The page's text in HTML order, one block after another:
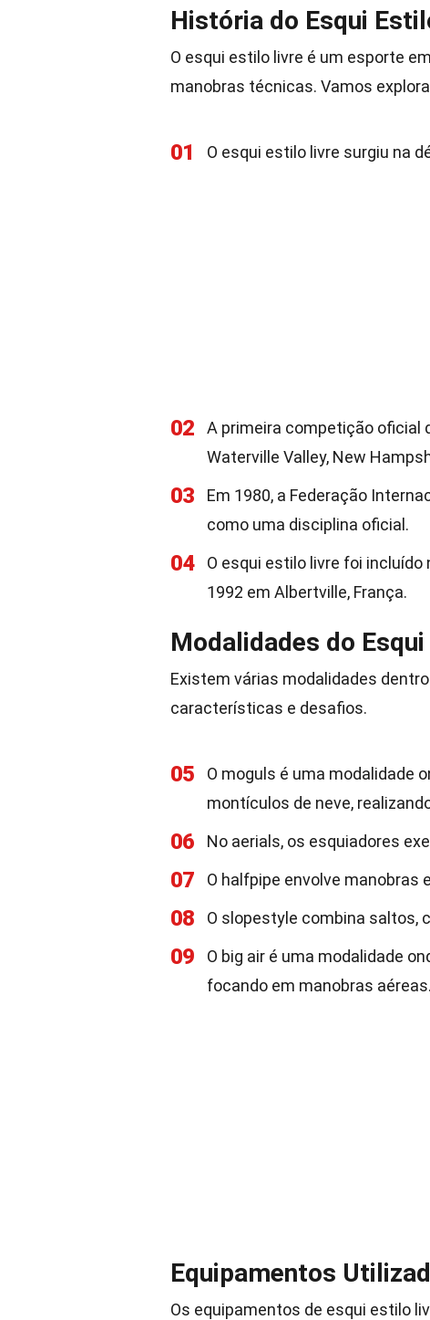
História do Esqui
O esqui estilo livre é um esporte
manobras técnicas. Vamos
01 O esqui estilo livre surgiu na
02
A primeira competição oficial
Waterville Valley, New
03
Em 1980, a Federação
como uma disciplina oficial.
04
O esqui estilo livre foi
1992 em Albertville, França.
Modalidades do
Existem várias modalidades
características e desafios.
05
O moguls é uma modalidade
montículos de neve,
06 No aerials, os esquiadores
07 O halfpipe envolve manobras
08 O slopestyle combina saltos,
09
O big air é uma modalidade
focando em manobras aéreas.
Equipamentos
Os equipamentos de esqui estilo